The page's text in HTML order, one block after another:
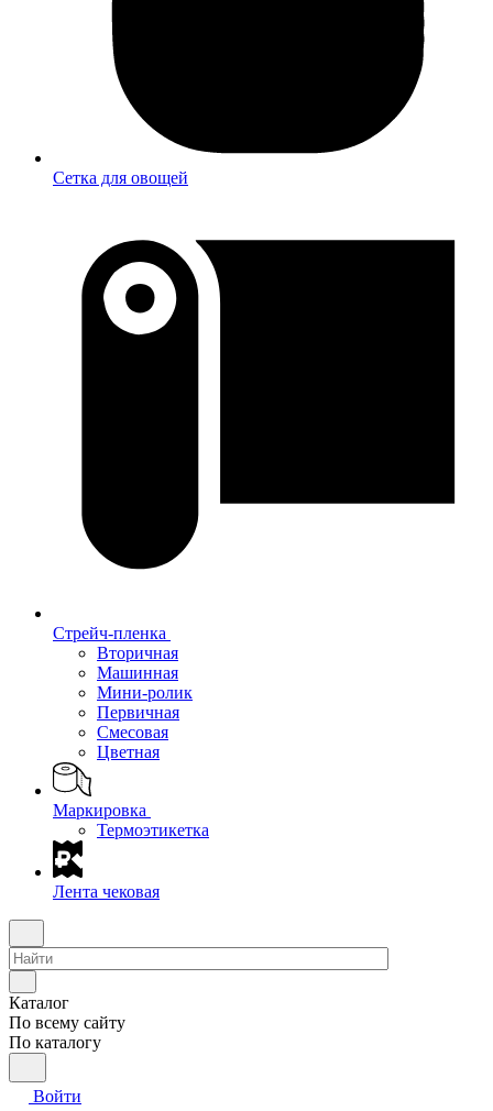
Сетка для овощей
Стрейч-пленка
Вторичная
Машинная
Мини-ролик
Первичная
Смесовая
Цветная
Маркировка
Термоэтикетка
Лента чековая
Каталог
По всему сайту
По каталогу
Войти